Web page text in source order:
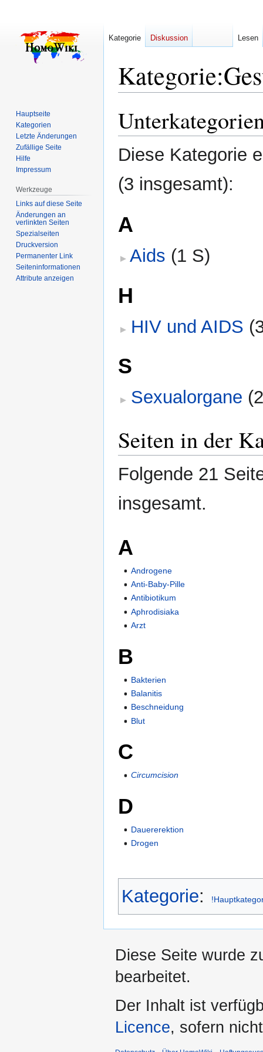
Kategorie:
Navigation
springen
Suche
springen
Diese Kategorie
(3 insgesamt):
A
Aids (1 S)
H
HIV und AIDS
S
Sexualorgane
Seiten in der
Folgende 21
insgesamt.
A
Androgene
Anti-Baby-Pille
Antibiotikum
Aphrodisiaka
Arzt
B
Bakterien
Balanitis
Beschneidung
Blut
C
Circumcision
D
Dauererektion
Drogen
Kategorie:
Kategorie Diskussion Lesen
Hauptseite
Kategorien
Letzte Änderungen
Zufällige Seite
Hilfe
Impressum
Werkzeuge
Links auf diese Seite
Änderungen an
verlinkten Seiten
Spezialseiten
Druckversion
Permanenter Link
Seiten­­informationen
Attribute anzeigen
Diese Seite wurde
bearbeitet.
Der Inhalt ist
Licence, sofern